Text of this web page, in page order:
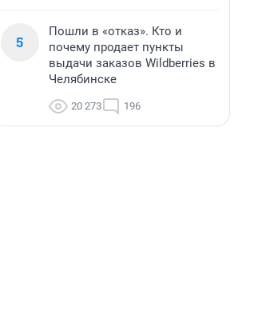
5
Пошли в «отказ». Кто и
почему продает пункты
выдачи заказов Wildberries в
Челябинске
20 273 196